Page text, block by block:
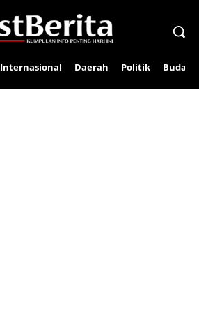
Internasional Daerah Politik Budaya